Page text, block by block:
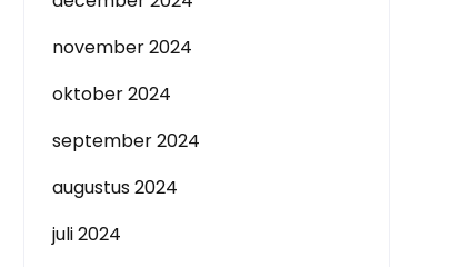
november 2024
oktober 2024
september 2024
augustus 2024
juli 2024